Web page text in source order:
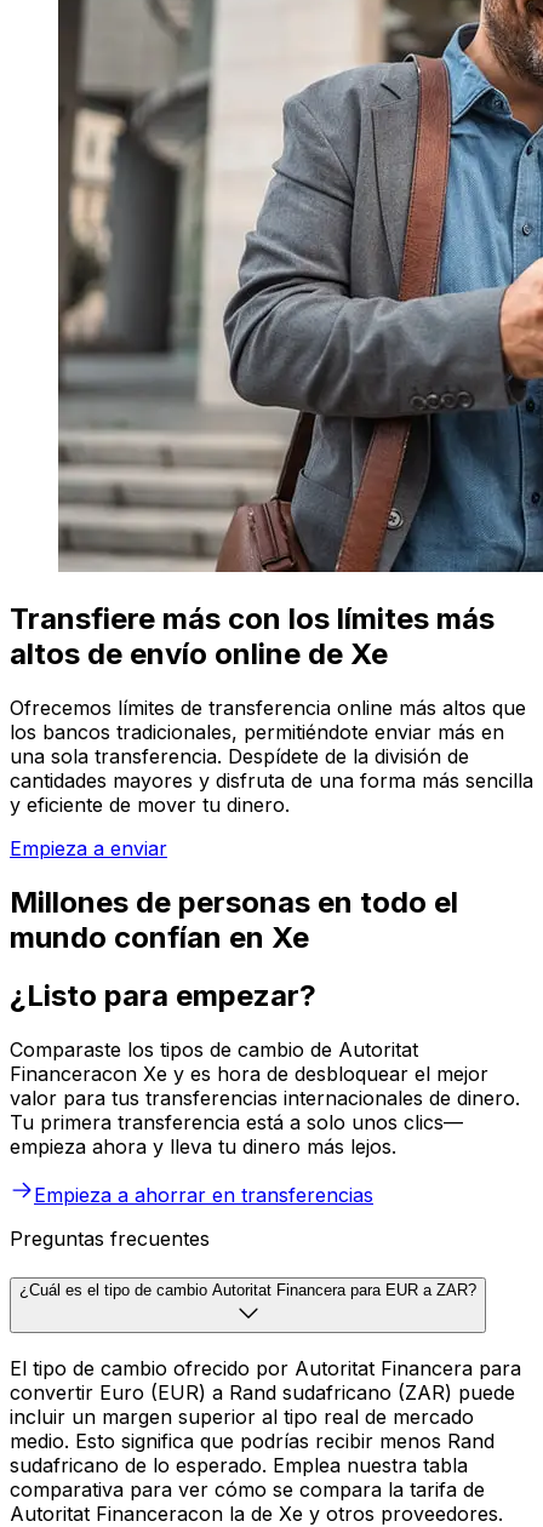
Transfiere más con los límites más
altos de envío online de Xe
Ofrecemos límites de transferencia online más altos que
los bancos tradicionales, permitiéndote enviar más en
una sola transferencia. Despídete de la división de
cantidades mayores y disfruta de una forma más sencilla
y eficiente de mover tu dinero.
Empieza a enviar
Millones de personas en todo el
mundo confían en Xe
¿Listo para empezar?
Comparaste los tipos de cambio de Autoritat
Financeracon Xe y es hora de desbloquear el mejor
valor para tus transferencias internacionales de dinero.
Tu primera transferencia está a solo unos clics—
empieza ahora y lleva tu dinero más lejos.
Empieza a ahorrar en transferencias
Preguntas frecuentes
¿Cuál es el tipo de cambio Autoritat Financera para EUR a ZAR?
El tipo de cambio ofrecido por Autoritat Financera para
convertir Euro (EUR) a Rand sudafricano (ZAR) puede
incluir un margen superior al tipo real de mercado
medio. Esto significa que podrías recibir menos Rand
sudafricano de lo esperado. Emplea nuestra tabla
comparativa para ver cómo se compara la tarifa de
Autoritat Financeracon la de Xe y otros proveedores.